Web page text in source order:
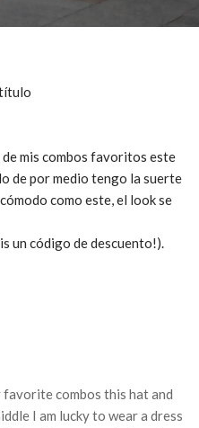
mis combos favoritos este
de por medio tengo la suerte
como este, el look se
un código de descuento!).
favorite combos this hat and
I am lucky to wear a dress